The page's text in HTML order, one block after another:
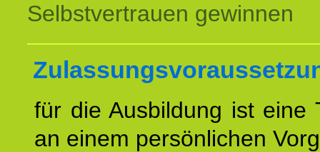
Selbstvertrauen gewinnen
für die Ausbildung ist eine
an einem persönlichen